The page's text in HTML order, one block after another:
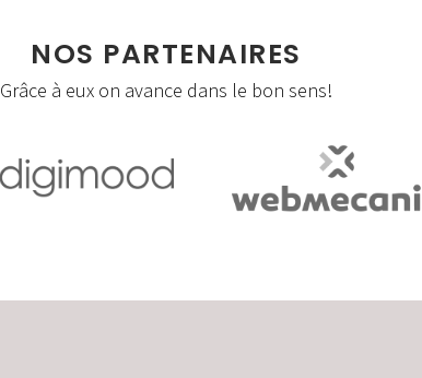
NOS PARTENAIRES
Grâce à eux on avance dans le bon sens!